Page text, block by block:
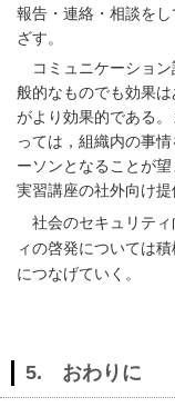
報告・連絡・相談を
ざす。
コミュニケーショ
般的なものでも効果
がより効果的である
っては，組織内の事
ーソンとなることが
実習講座の社外向け提
社会のセキュリテ
ィの啓発については
につなげていく。
5. おわりに